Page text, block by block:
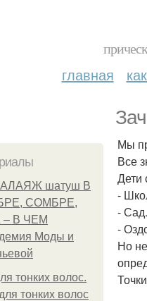
главная
шатуш В
СОМБРЕ,
В ЧЕМ
Моды и
тонких волос.
тонких волос
Мы
Все
Дети
-
- Сад.
-
Но